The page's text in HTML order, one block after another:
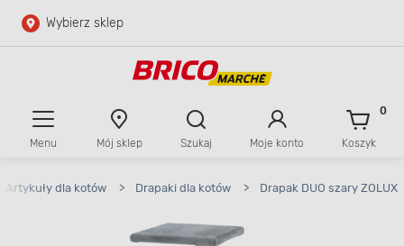
Przejdź do głównej zawartości
Wybierz sklep
Menu Mój sklep Szukaj Moje konto Koszyk
0
Artykuły dla kotów > Drapaki dla kotów > Drapak DUO szary ZOLUX